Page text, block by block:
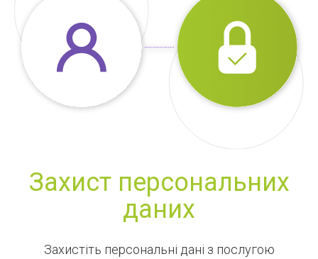
Захист персональних
даних
Захистіть персональні дані з послугою